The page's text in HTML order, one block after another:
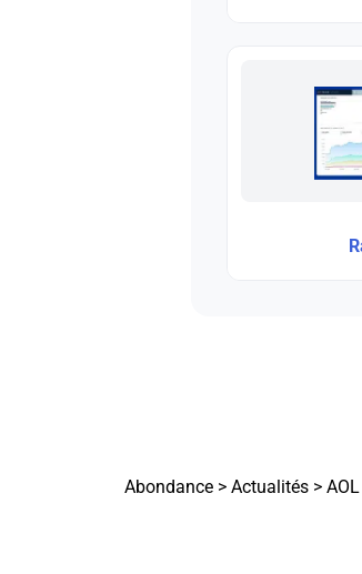
Abondance > Actualités >